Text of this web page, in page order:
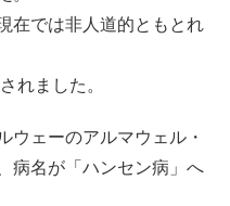
在では非人道的ともとれ
れました。
ウェーのアルマウェル・
病名が「ハンセン病」へ